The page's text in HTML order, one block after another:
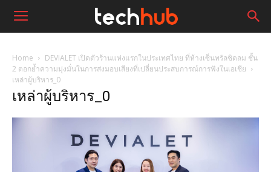
Home
DEVIALET เปิดตัวร้านแห่งแรกในประเทศไทย ที่ห้างเซ็นทรัลชิดลม ชั้น
2 ตอกย้ำความมุ่งมั่นในการส่งมอบเสียงที่เปลี่ยนประสบการณ์การฟังในเอเชีย
เหล่าผู้บริหาร_0
เหล่าผู้บริหาร_0